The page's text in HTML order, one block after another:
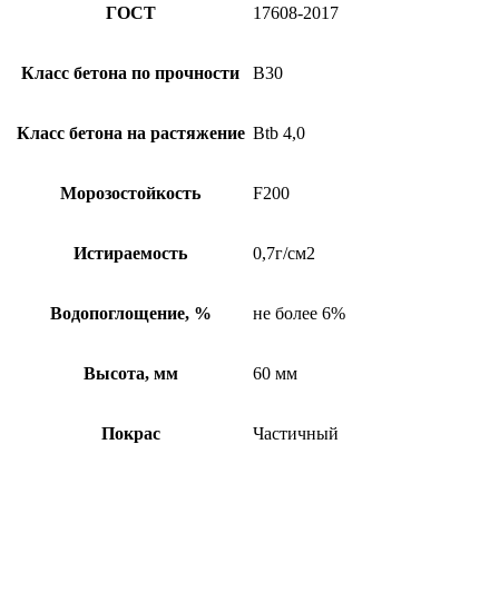
ГОСТ 17608-2017
Класс бетона по прочности B30
Класс бетона на растяжение Btb 4,0
Морозостойкость F200
Истираемость 0,7г/см2
Водопоглощение, % не более 6%
Высота, мм 60 мм
Покрас Частичный